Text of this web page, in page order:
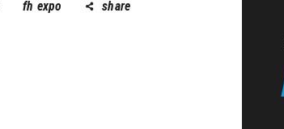
fh expo share